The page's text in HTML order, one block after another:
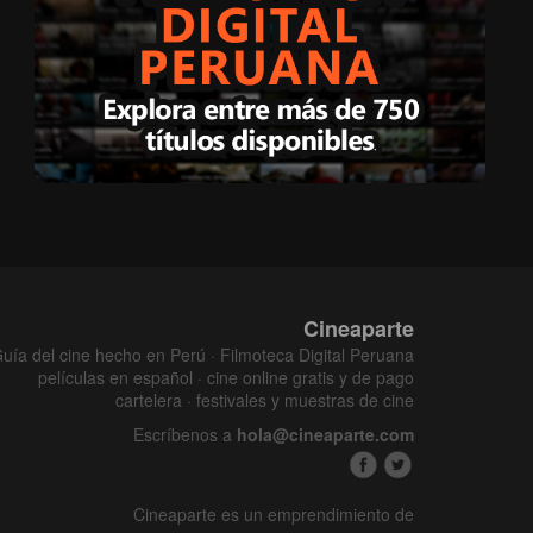
Cineaparte
del cine hecho en Perú · Filmoteca Digital Peruana
películas en español · cine online gratis y de pago
cartelera · festivales y muestras de cine
Escríbenos a hola@cineaparte.com
Cineaparte es un emprendimiento de